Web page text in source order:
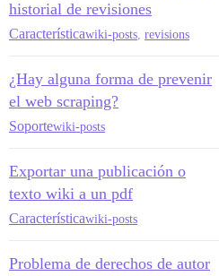
historial de revisiones
Característicawiki-posts revisions
¿Hay alguna forma de prevenir
el web scraping?
Soportewiki-posts
Exportar una publicación o
texto wiki a un pdf
Característicawiki-posts
Problema de derechos de autor